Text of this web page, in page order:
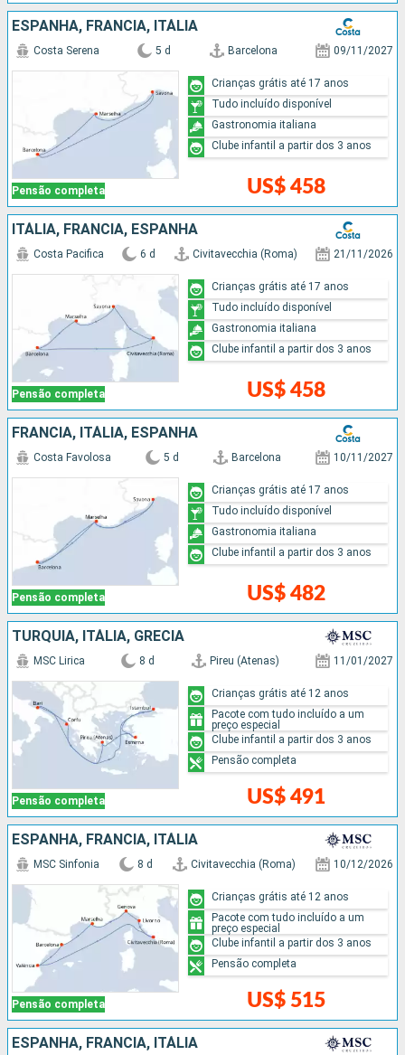
ESPANHA, FRANCIA, ITÁLIA
Pensão completa
Costa Serena 5 d Barcelona 09/11/2027
US$ 458
Crianças grátis até 17 anos
Tudo incluído disponível
Gastronomia italiana
Clube infantil a partir dos 3 anos
ITÁLIA, FRANCIA, ESPANHA
Pensão completa
Costa Pacifica 6 d Civitavecchia (Roma) 21/11/2026
US$ 458
Crianças grátis até 17 anos
Tudo incluído disponível
Gastronomia italiana
Clube infantil a partir dos 3 anos
FRANCIA, ITÁLIA, ESPANHA
Pensão completa
Costa Favolosa 5 d Barcelona 10/11/2027
US$ 482
Crianças grátis até 17 anos
Tudo incluído disponível
Gastronomia italiana
Clube infantil a partir dos 3 anos
TURQUIA, ITÁLIA, GRÉCIA
Pensão completa
MSC Lirica 8 d Pireu (Atenas) 11/01/2027
US$ 491
Crianças grátis até 12 anos
Pacote com tudo incluído a um
preço especial
Clube infantil a partir dos 3 anos
Pensão completa
ESPANHA, FRANCIA, ITÁLIA
Pensão completa
MSC Sinfonia 8 d Civitavecchia (Roma) 10/12/2026
US$ 515
Crianças grátis até 12 anos
Pacote com tudo incluído a um
preço especial
Clube infantil a partir dos 3 anos
Pensão completa
ESPANHA, FRANCIA, ITÁLIA